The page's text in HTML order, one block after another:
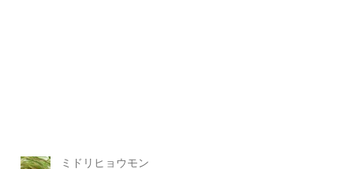
ミドリヒョウモン